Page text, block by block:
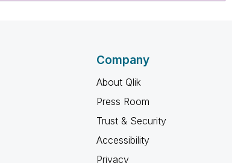
Company
About Qlik
Press Room
Trust & Security
Accessibility
Privacy